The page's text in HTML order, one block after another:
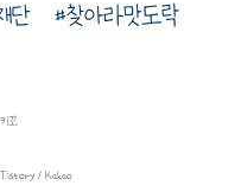
단 찾아라맛도락
꼬
/ Kakao